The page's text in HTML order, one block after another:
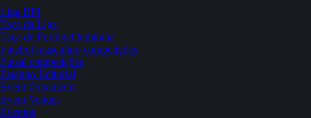
Liga BPI
Taça da Liga
Taça de Portugal feminina
Futebol masculino competições
Futsal competições
Estatuto Editorial
Event Organizers
Event Venues
Eventos